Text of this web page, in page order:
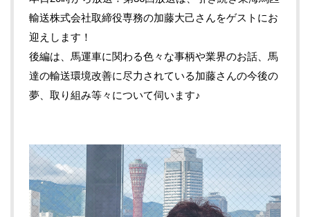
輸送株式会社取締役専務の加藤大己さんをゲストにお
迎えします！
後編は、馬運車に関わる色々な事柄や業界のお話、馬
達の輸送環境改善に尽力されている加藤さんの今後の
夢、取り組み等々について伺います♪